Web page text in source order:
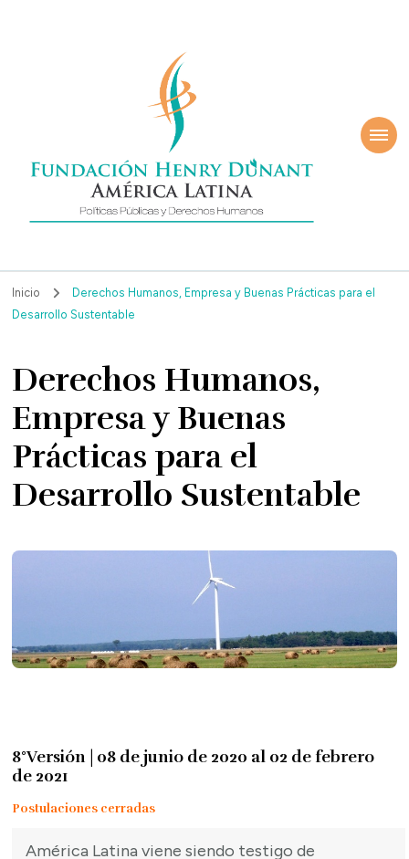
Henry
América Latina
Inicio
Derechos Humanos, Empresa y Buenas Prácticas para el
Desarrollo Sustentable
Derechos Humanos,
Empresa y Buenas
Prácticas para el
Desarrollo Sustentable
8°Versión | 08 de junio de 2020 al 02 de febrero
de 2021
Postulaciones cerradas
América Latina viene siendo testigo de